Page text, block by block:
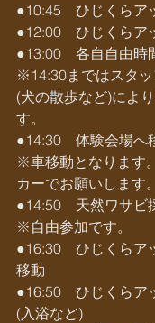
●10:45　ひじくらア
●12:00　ひじくらア
●13:00　各自自由時
※14:30まではスタ
(犬の散歩など)によ
す。
●14:30　体験会場へ
※車移動となります
カーでお願いします。
●14:50　天然ワサビ
※自由参加です。
●16:30　ひじくらア
移動
●16:50　ひじくらア
(入浴など)